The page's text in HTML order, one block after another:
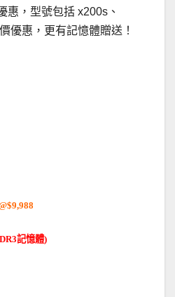
惠，型號包括 x200s、
優惠，更有記憶體贈送！
記憶體)